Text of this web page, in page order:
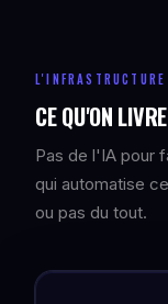
L'INFRASTRUCTURE
CE QU'ON
Pas de l'IA pour
qui automatise
ou pas du tout.